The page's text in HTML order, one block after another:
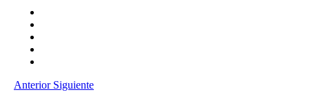
Anterior Siguiente